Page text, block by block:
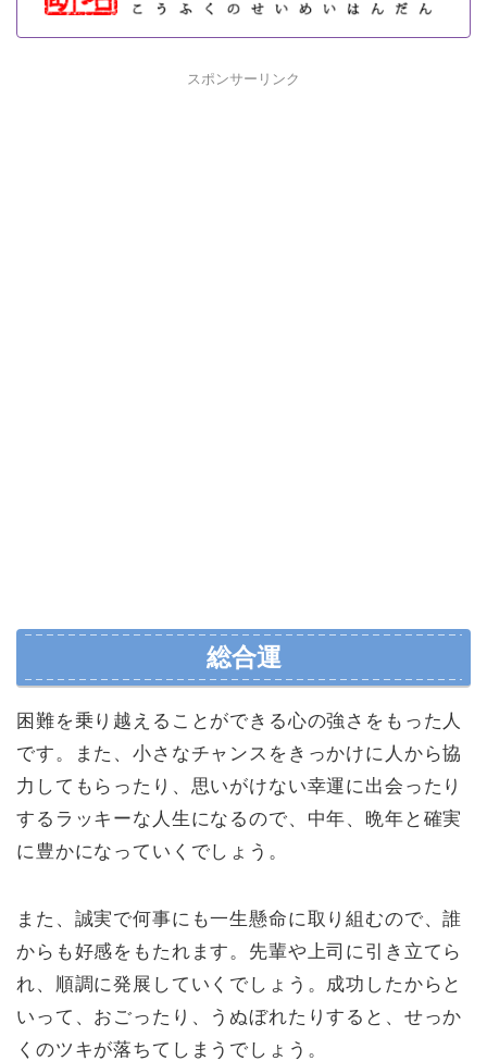
スポンサーリンク
総合運
困難を乗り越えることができる心の強さをもった人
です。また、小さなチャンスをきっかけに人から協
力してもらったり、思いがけない幸運に出会ったり
するラッキーな人生になるので、中年、晩年と確実
に豊かになっていくでしょう。
また、誠実で何事にも一生懸命に取り組むので、誰
からも好感をもたれます。先輩や上司に引き立てら
れ、順調に発展していくでしょう。成功したからと
いって、おごったり、うぬぼれたりすると、せっか
くのツキが落ちてしまうでしょう。